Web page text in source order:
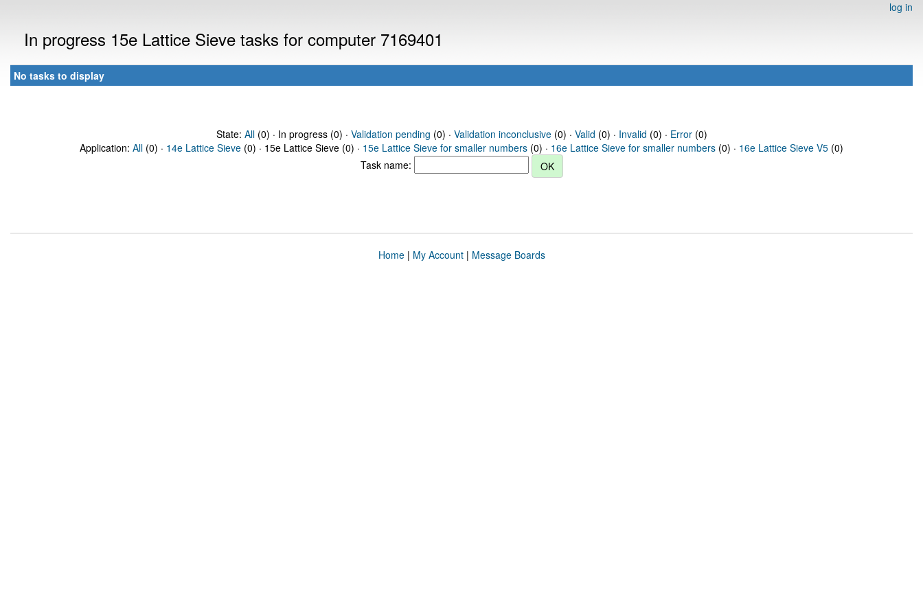
log in
In progress 15e Lattice Sieve tasks for computer 7169401
No tasks to display
State: All(0) · In progress (0) · Validation pending (0) · Validation inconclusive(0) · Valid (0) · Invalid (0) · Error(0)
Application: All (0) · 14e Lattice Sieve (0) · 15e Lattice Sieve (0) · 15e Lattice Sieve for smaller numbers (0) · 16e Lattice Sieve for smaller numbers (0) · 16e Lattice Sieve V5 (0)
Task name:
Home| My Account| Message Boards